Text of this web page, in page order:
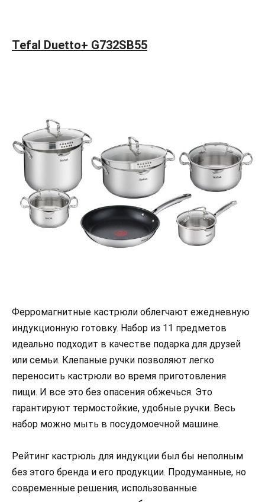
Tefal Duetto+ G732SB55
Ферромагнитные кастрюли облегчают ежедневную
индукционную готовку. Набор из 11 предметов
идеально подходит в качестве подарка для друзей
или семьи. Клепаные ручки позволяют легко
переносить кастрюли во время приготовления
пищи. И все это без опасения обжечься. Это
гарантируют термостойкие, удобные ручки. Весь
набор можно мыть в посудомоечной машине.
Рейтинг кастрюль для индукции был бы неполным
без этого бренда и его продукции. Продуманные, но
современные решения, использованные